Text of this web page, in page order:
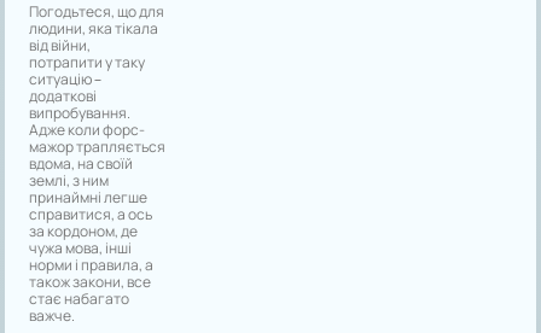
Погодьтеся, що для
людини, яка тікала
від війни,
потрапити у таку
ситуацію –
додаткові
випробування.
Адже коли форс-
мажор трапляється
вдома, на своїй
землі, з ним
принаймні легше
справитися, а ось
за кордоном, де
чужа мова, інші
норми і правила, а
також закони, все
стає набагато
важче.